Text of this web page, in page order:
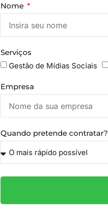
Nome
Serviços
Gestão de Mídias Sociais
Empresa
Quando pretende contratar?